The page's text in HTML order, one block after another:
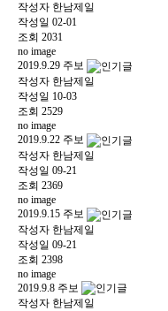
작성자 한남제일
작성일 02-01
조회 2031
no image
2019.9.29 주보
작성자 한남제일
작성일 10-03
조회 2529
no image
2019.9.22 주보
작성자 한남제일
작성일 09-21
조회 2369
no image
2019.9.15 주보
작성자 한남제일
작성일 09-21
조회 2398
no image
2019.9.8 주보
작성자 한남제일